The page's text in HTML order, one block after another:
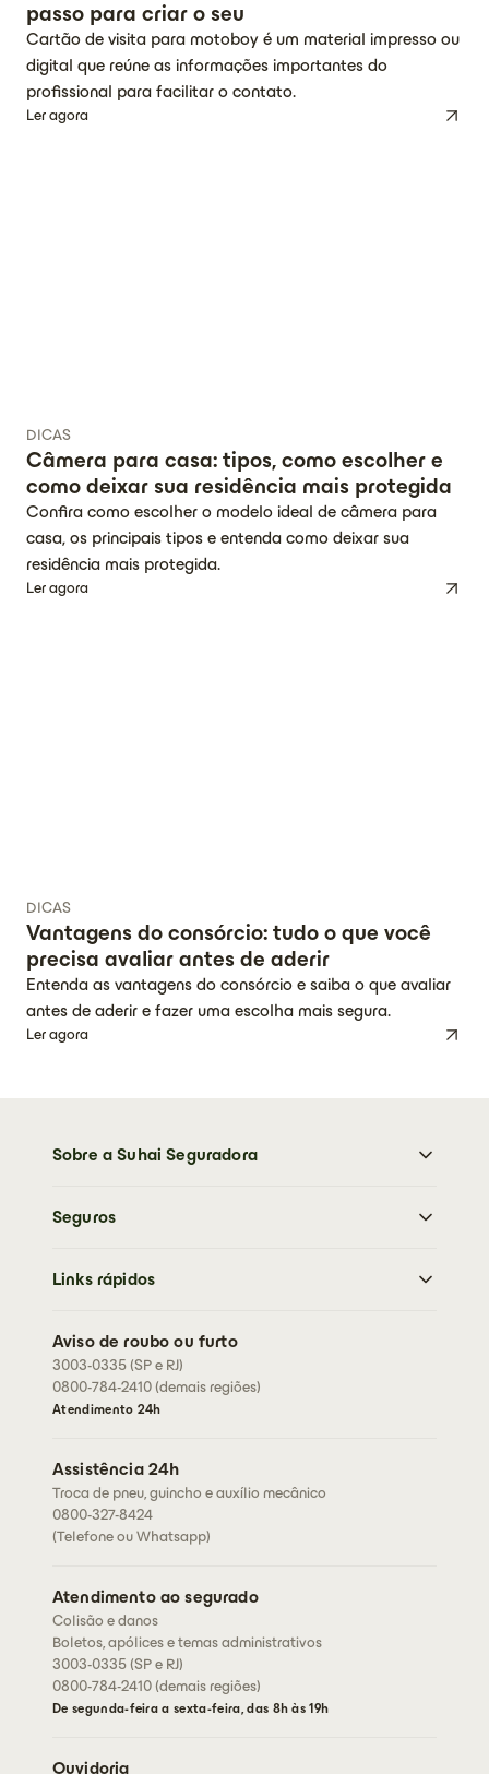
passo para criar o seu
Cartão de visita para motoboy é um material impresso ou
digital que reúne as informações importantes do
profissional para facilitar o contato.
Ler agora
DICAS
Câmera para casa: tipos, como escolher e
como deixar sua residência mais protegida
Confira como escolher o modelo ideal de câmera para
casa, os principais tipos e entenda como deixar sua
residência mais protegida.
Ler agora
DICAS
Vantagens do consórcio: tudo o que você
precisa avaliar antes de aderir
Entenda as vantagens do consórcio e saiba o que avaliar
antes de aderir e fazer uma escolha mais segura.
Ler agora
Sobre a Suhai Seguradora
Imprensa
Sustentabilidade
Seguros
Carro
Residencial
Condições Gerais
Fazer cotação
Links rápidos
Cartão de assistência
Fale conosco
Aviso de roubo ou furto
3003-0335 (SP e RJ)
0800-784-2410 (demais regiões)
Atendimento 24h
Assistência 24h
Troca de pneu, guincho e auxílio mecânico
0800-327-8424
(Telefone ou Whatsapp)
Atendimento ao segurado
Colisão e danos
Boletos, apólices e temas administrativos
3003-0335 (SP e RJ)
0800-784-2410 (demais regiões)
De segunda-feira a sexta-feira, das 8h às 19h
Ouvidoria